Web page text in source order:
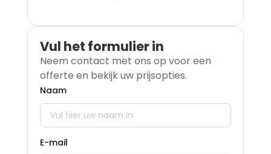
Vul het formulier in
Neem contact met ons op voor een
offerte en bekijk uw prijsopties.
Naam
E-mail